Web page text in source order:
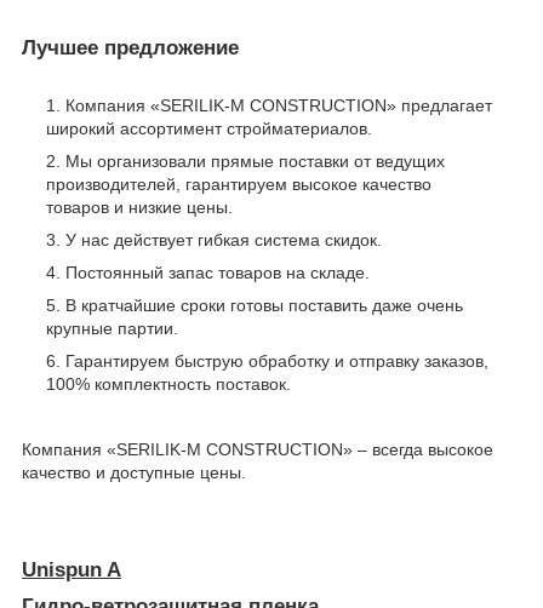
Лучшее предложение
Компания «SERILIK-M CONSTRUCTION» предлагает
широкий ассортимент стройматериалов.
Мы организовали прямые поставки от ведущих
производителей, гарантируем высокое качество
товаров и низкие цены.
У нас действует гибкая система скидок.
Постоянный запас товаров на складе.
В кратчайшие сроки готовы поставить даже очень
крупные партии.
Гарантируем быструю обработку и отправку заказов,
100% комплектность поставок.
Компания «SERILIK-M CONSTRUCTION» – всегда высокое
качество и доступные цены.
Unispun A